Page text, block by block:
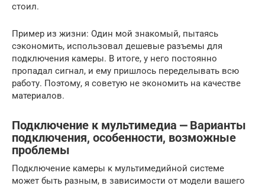
стоил.
Пример из жизни: Один мой знакомый, пытаясь
сэкономить, использовал дешевые разъемы для
подключения камеры. В итоге, у него постоянно
пропадал сигнал, и ему пришлось переделывать всю
работу. Поэтому, я советую не экономить на качестве
материалов.
Подключение к мультимедиа ⎼ Варианты
подключения, особенности, возможные
проблемы
Подключение камеры к мультимедийной системе
может быть разным, в зависимости от модели вашего